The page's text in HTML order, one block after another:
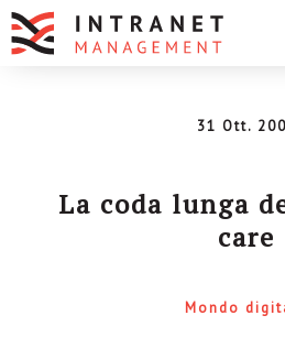
31 Ott.
La coda lunga
care
Mondo